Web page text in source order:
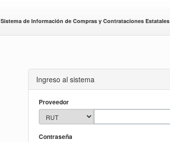
Sistema de Información de Compras y Contrataciones Estatales
Ingreso al sistema
Proveedor
Contraseña